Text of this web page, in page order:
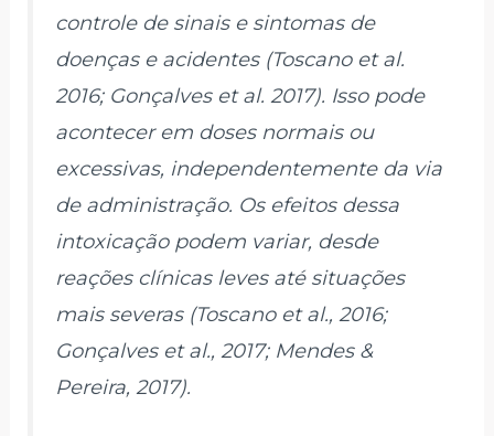
controle de sinais e sintomas de
doenças e acidentes (Toscano et al.
2016; Gonçalves et al. 2017). Isso pode
acontecer em doses normais ou
excessivas, independentemente da via
de administração. Os efeitos dessa
intoxicação podem variar, desde
reações clínicas leves até situações
mais severas (Toscano et al., 2016;
Gonçalves et al., 2017; Mendes &
Pereira, 2017).